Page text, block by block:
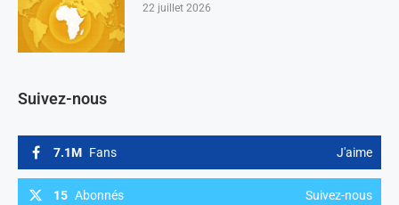
22 juillet 2026
Suivez-nous
7.1M Fans J'aime
15 Abonnés Suivez-nous